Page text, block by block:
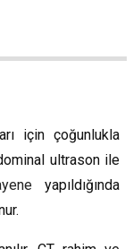
için çoğunlukla
ultrason ile
yapıldığında